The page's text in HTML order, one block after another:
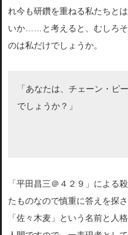
れ今も研鑽を重ねる私たちと
いか……と考えると、むしろそ
のは私だけでしょうか。
「あなたは、チェーン・ピ
でしょうか？」
「平田昌三＠４２９」による
たものなので慎重に答えを探
「佐々木麦」という名前と人